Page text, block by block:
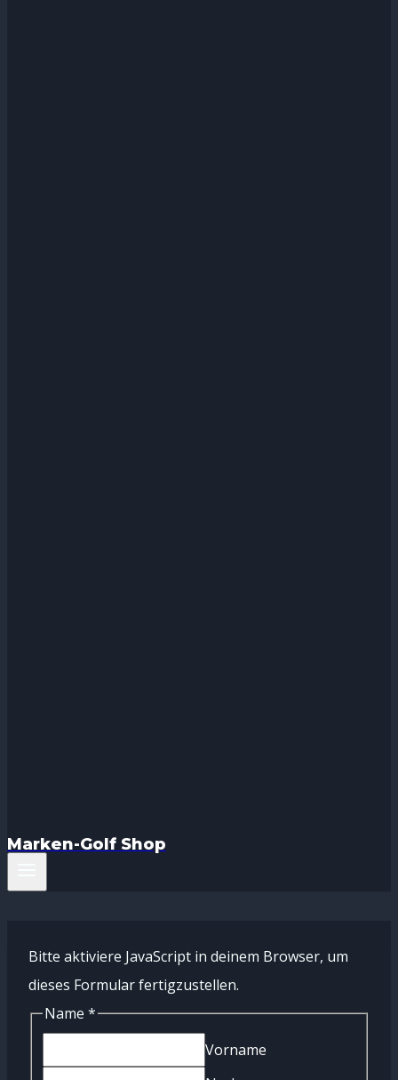
Marken-Golf Shop
Bitte aktiviere JavaScript in deinem Browser, um
dieses Formular fertigzustellen.
Name *
Vorname